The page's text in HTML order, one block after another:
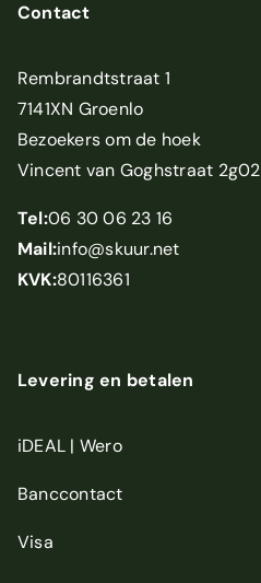
Contact
Rembrandtstraat 1
7141XN Groenlo
Bezoekers om de hoek
Vincent van Goghstraat 2g02
Tel:06 30 06 23 16
Mail:info@skuur.net
KVK:80116361
Levering en betalen
iDEAL | Wero
Banccontact
Visa